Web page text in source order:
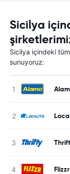
Sicilya
Sicilya içindeki tüm
sunuyoruz:
Flizzr